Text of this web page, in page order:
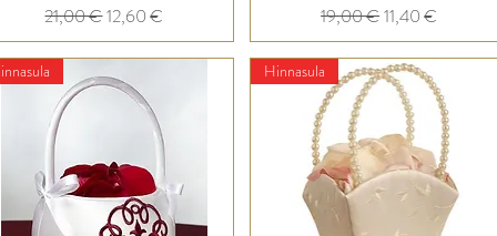
Regular Price
21,00 €Sale Price
12,60 € Regular Price
19,00 €Sale Price
11,40 €
Hinnasula